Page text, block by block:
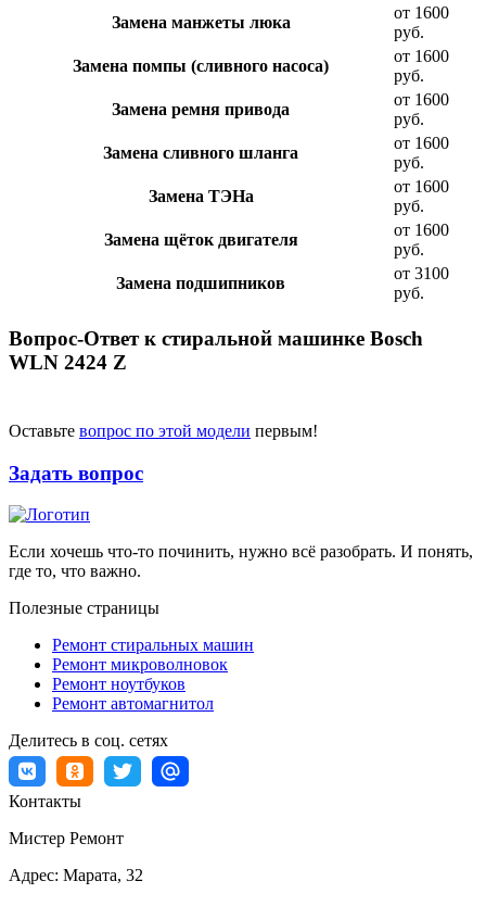
Замена манжеты люка
от 1600
руб.
Замена помпы (сливного насоса)
от 1600
руб.
Замена ремня привода
от 1600
руб.
Замена сливного шланга
от 1600
руб.
Замена ТЭНа
от 1600
руб.
Замена щёток двигателя
от 1600
руб.
Замена подшипников
от 3100
руб.
Вопрос-Ответ к стиральной машинке Bosch
WLN 2424 Z
Оставьте вопрос по этой модели первым!
Задать вопрос
Если хочешь что-то починить, нужно всё разобрать. И понять,
где то, что важно.
Полезные страницы
Ремонт стиральных машин
Ремонт микроволновок
Ремонт ноутбуков
Ремонт автомагнитол
Делитесь в соц. сетях
Контакты
Мистер Ремонт
Адрес: Марата, 32